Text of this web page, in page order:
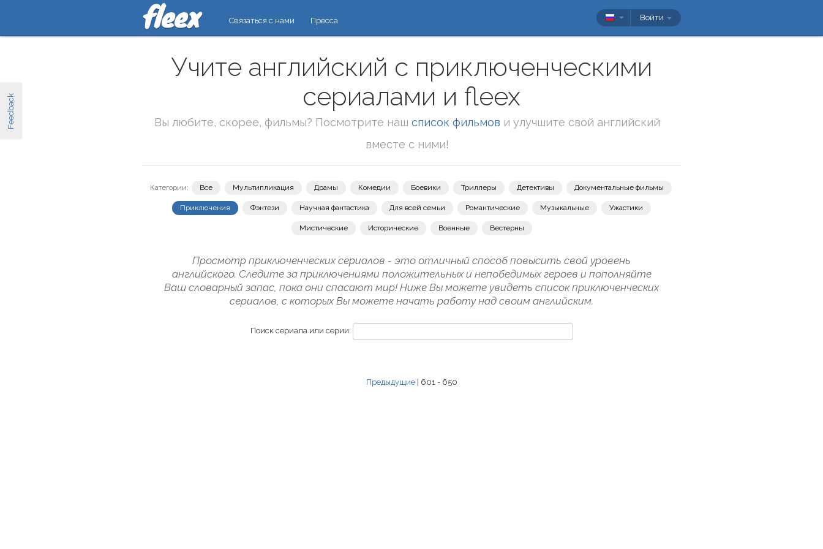
Feedback
Связаться с нами Пресса Войти
Учите английский с приключенческими
сериалами и fleex
Вы любите, скорее, фильмы? Посмотрите наш список фильмов и улучшите свой английский
вместе с ними!
Категории: Все Мультипликация Драмы Комедии Боевики Триллеры Детективы Документальные фильмы
Приключения Фэнтези Научная фантастика Для всей семьи Романтические Музыкальные Ужастики
Мистические Исторические Военные Вестерны
Просмотр приключенческих сериалов - это отличный способ повысить свой уровень
английского. Следите за приключениями положительных и непобедимых героев и пополняйте
Ваш словарный запас, пока они спасают мир! Ниже Вы можете увидеть список приключенческих
сериалов, с которых Вы можете начать работу над своим английским.
Поиск сериала или серии:
Предыдущие| 601 - 650